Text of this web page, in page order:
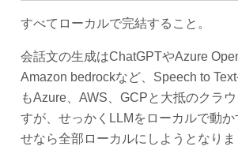
すべてローカルで完結すること。
会話文の生成はChatGPTやAzure
Amazon bedrockなど、Speech to
もAzure、AWS、GCPと大抵のクラ
すが、せっかくLLMをローカルで動か
せなら全部ローカルにしようとなりま